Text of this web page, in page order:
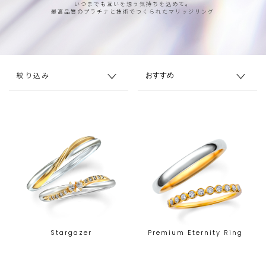
いつまでも互いを想う気持ちを込めて。
最高品質のプラチナと技術でつくられたマリッジリング
絞り込み
Stargazer Premium Eternity Ring